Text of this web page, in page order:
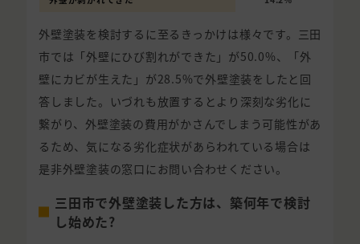
外壁塗装を検討するに至るきっかけは様々です。三田
市では「外壁にひび割れができた」が50.0%、「外
壁にカビが生えた」が28.5%で外壁塗装をしたと回
答しました。いづれも放置するとより深刻な劣化に
繋がり、外壁塗装の費用がかさんでしまう可能性があ
るため、気になる劣化症状があらわれている場合は
是非外壁塗装の窓口にお問い合わせください。
三田市で外壁塗装した方は、築何年で検討
し始めた?